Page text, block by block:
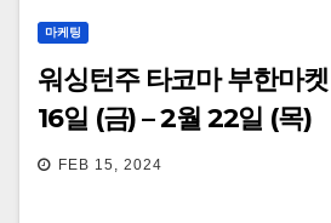
마케팅
워싱턴주 타코마 부한마
16일 (금) – 2월 22일 (목)
FEB 15, 2024